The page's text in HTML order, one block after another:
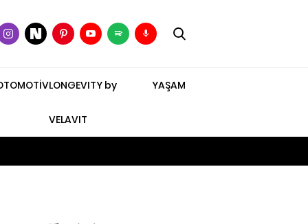
LONGEVITY by
VELAVIT
YAŞAM